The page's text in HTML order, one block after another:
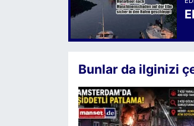
Bunlar da ilginizi